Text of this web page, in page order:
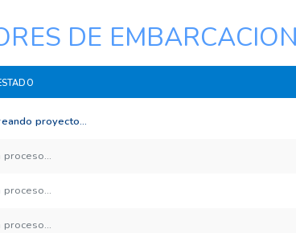
DE
proyecto...
proceso...
proceso...
proceso...